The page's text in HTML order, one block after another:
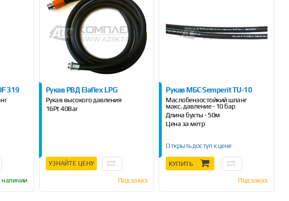
319
наличии
Рукав РВД Elaflex LPG
Рукав высокого давления
16Pt 40Bar
УЗНАЙТЕ ЦЕНУ
Под заказ
Рукав МБС Semperit TU-10
Маслобензостойкий шланг
макс. давление - 10 бар
Длина бухты - 50м
Цена за метр
Открыть доступ к цене
КУПИТЬ
Под заказ